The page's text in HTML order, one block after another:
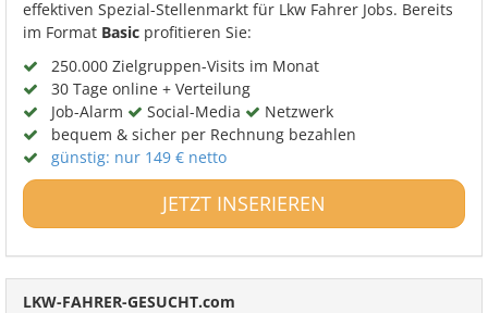
effektiven Spezial-Stellenmarkt für Lkw Fahrer Jobs. Bereits
im Format Basic profitieren Sie:
250.000 Zielgruppen-Visits im Monat
30 Tage online + Verteilung
Job-Alarm
Social-Media
Netzwerk
bequem & sicher per Rechnung bezahlen
günstig: nur 149 € netto
JETZT INSERIEREN
LKW-FAHRER-GESUCHT.com